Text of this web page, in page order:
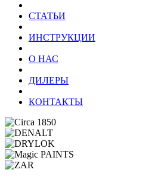
CТАТЬИ
ИНСТРУКЦИИ
О НАС
ДИЛЕРЫ
КОНТАКТЫ